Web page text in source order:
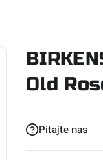
Old
Pitajte nas